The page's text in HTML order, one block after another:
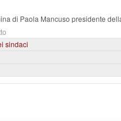
di Paola Mancuso presidente
sindaci